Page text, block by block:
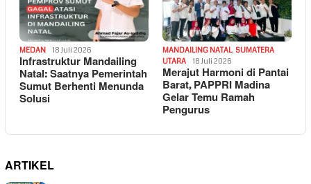
MEDAN 18 Juli 2026
Infrastruktur Mandailing
Natal: Saatnya Pemerintah
Sumut Berhenti Menunda
Solusi
MANDAILING NATAL, SUMATERA
UTARA
18 Juli 2026
Merajut Harmoni di Pantai
Barat, PAPPRI Madina
Gelar Temu Ramah
Pengurus
ARTIKEL